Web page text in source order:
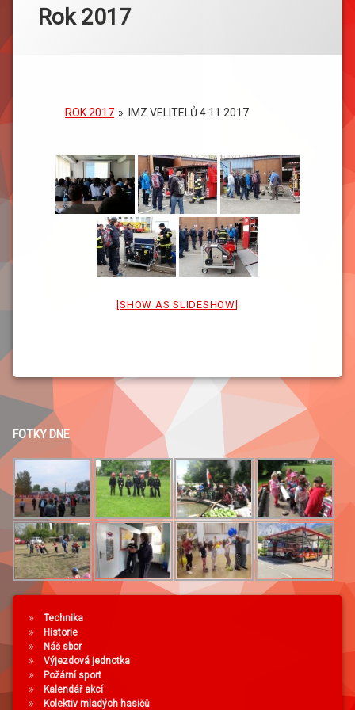
Rok 2017
ROK 2017 » IMZ VELITELŮ 4.11.2017
[SHOW AS SLIDESHOW]
FOTKY DNE
Technika
Historie
Náš sbor
Výjezdová jednotka
Požární sport
Kalendář akcí
Kolektiv mladých hasičů